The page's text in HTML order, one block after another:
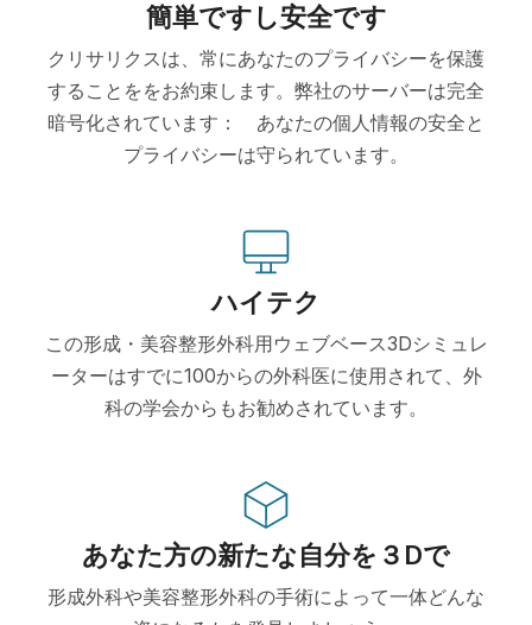
簡単ですし安全です
クリサリクスは、常にあなたのプライバシーを保護
することををお約束します。弊社のサーバーは完全
暗号化されています： あなたの個人情報の安全と
プライバシーは守られています。
ハイテク
この形成・美容整形外科用ウェブベース3Dシミュレ
ーターはすでに100からの外科医に使用されて、外
科の学会からもお勧めされています。
あなた方の新たな自分を３Dで
形成外科や美容整形外科の手術によって一体どんな